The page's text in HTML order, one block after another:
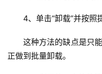
4、单击“卸载”并按照
这种方法的缺点是只
正做到批量卸载。